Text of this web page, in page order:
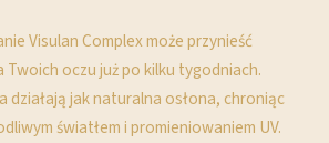
Visulan Complex może przynieść
Twoich oczu już po kilku tygodniach.
działają jak naturalna osłona, chroniąc
światłem i promieniowaniem UV.